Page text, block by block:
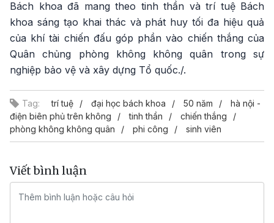
Bách khoa đã mang theo tinh thần và trí tuệ Bách
khoa sáng tạo khai thác và phát huy tối đa hiệu quả
của khí tài chiến đấu góp phần vào chiến thắng của
Quân chủng phòng không không quân trong sự
nghiệp bảo vệ và xây dựng Tổ quốc./.
Tag: trí tuệ đại học bách khoa 50 năm
hà nội -
điện biên phủ trên không
tinh thần
chiến thắng
phòng không không quân
phi công sinh viên
Viết bình luận